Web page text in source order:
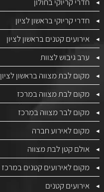
חדרי קריוקי בראשון לציון
אירועים קטנים בראשון לציון
ערב גיבוש לצוות
מקום לבת מצווה בראשון לציון
מקום לבת מצווה במרכז
מקום לבר מצווה במרכז
מקום לאירוע חברה
אולם קטן לבת מצווה
מקום לאירועים קטנים במרכז
אירועים קטנים